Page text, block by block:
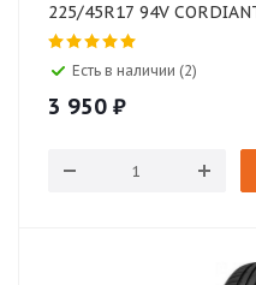
225/45R17 94V
Есть в наличии (2)
3 950 ₽